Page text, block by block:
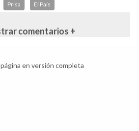
Prisa El País
comentarios +
en versión completa